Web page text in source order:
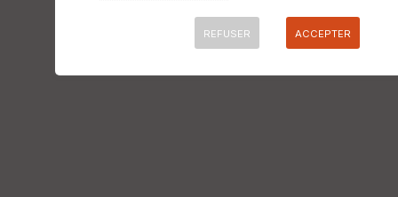
REFUSER ACCEPTER